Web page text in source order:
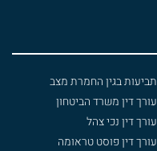
תביעות בגין החמרת מצב
עורך דין משרד הביטחון
עורך דין נכי צהל
עורך דין פוסט טראומה